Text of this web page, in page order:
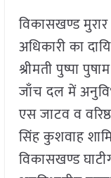
विकासखण्ड
अधिकारी का
श्रीमती पुष्पा
जाँच दल में
एस जाटव व
सिंह कुशवाह
विकासखण्ड